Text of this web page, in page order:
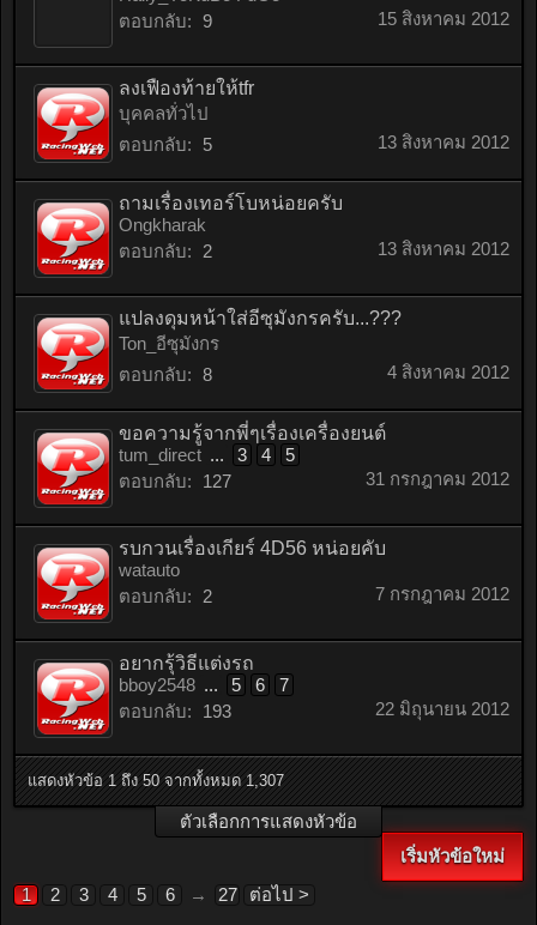
ตอบกลับ: 9 15 สิงหาคม 2012
ลงเฟืองท้ายให้tfr
บุคคลทั่วไป
ตอบกลับ:
5 13 สิงหาคม 2012
ถามเรื่องเทอร์โบหน่อยครับ
Ongkharak
ตอบกลับ:
2 13 สิงหาคม 2012
แปลงดุมหน้าใส่อีซุมังกรครับ...???
Ton_อีซุมังกร
ตอบกลับ: 8 4 สิงหาคม 2012
ขอความรู้จากพี่ๆเรื่องเครื่องยนต์
tum_direct ... 3 4
5
ตอบกลับ:
127 31 กรกฎาคม 2012
รบกวนเรื่องเกียร์ 4D56 หน่อยคับ
watauto
ตอบกลับ:
2 7 กรกฎาคม 2012
อยากรุ้วิธีแต่งรถ
bboy2548 ... 5 6
7
ตอบกลับ:
193 22 มิถุนายน 2012
แสดงหัวข้อ 1 ถึง 50 จากทั้งหมด 1,307
ตัวเลือกการแสดงหัวข้อ
เริ่มหัวข้อใหม่
1
2 3 4 5 6 → 27 ต่อไป >